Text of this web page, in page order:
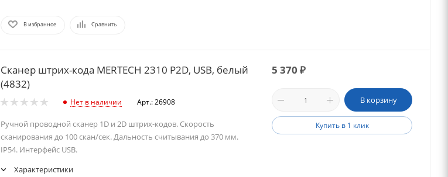
В избранное Сравнить
Сканер штрих-кода MERTECH 2310 P2D, USB, белый
(4832)
Нет в наличии Арт.: 26908
Ручной проводной сканер 1D и 2D штрих-кодов. Скорость
сканирования до 100 скан/сек. Дальность считывания до 370 мм.
IP54. Интерфейс USB.
Характеристики
5 370 ₽
В корзину
Купить в 1 клик